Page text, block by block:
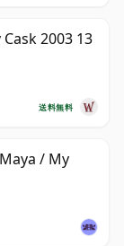
2003 13
送料無料
/ My